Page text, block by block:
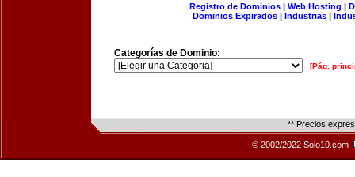
Registro de Dominios| Web Hosting |
Dominios Expirados | Industrias |
Categorías de Dominio:
[Pág.
** Precios
© 2002/2022 Solo10.com